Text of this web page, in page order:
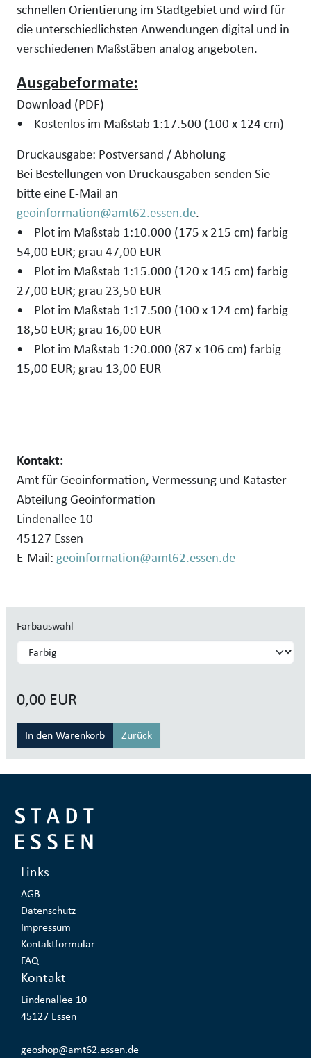
schnellen Orientierung im Stadtgebiet und wird für
die unterschiedlichsten Anwendungen digital und in
verschiedenen Maßstäben analog angeboten.
Ausgabeformate:
Download (PDF)
• Kostenlos im Maßstab 1:17.500 (100 x 124 cm)
Druckausgabe: Postversand / Abholung
Bei Bestellungen von Druckausgaben senden Sie
bitte eine E-Mail an
geoinformation@amt62.essen.de.
• Plot im Maßstab 1:10.000 (175 x 215 cm) farbig
54,00 EUR; grau 47,00 EUR
• Plot im Maßstab 1:15.000 (120 x 145 cm) farbig
27,00 EUR; grau 23,50 EUR
• Plot im Maßstab 1:17.500 (100 x 124 cm) farbig
18,50 EUR; grau 16,00 EUR
• Plot im Maßstab 1:20.000 (87 x 106 cm) farbig
15,00 EUR; grau 13,00 EUR
Kontakt:
Amt für Geoinformation, Vermessung und Kataster
Abteilung Geoinformation
Lindenallee 10
45127 Essen
E-Mail: geoinformation@amt62.essen.de
Farbauswahl
0,00 EUR
Zurück
Links
AGB
Datenschutz
Impressum
Kontaktformular
FAQ
Kontakt
Adresse:
Lindenallee 10
45127 Essen
geoshop@amt62.essen.de